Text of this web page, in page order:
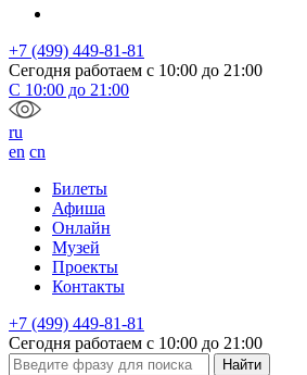
+7 (499) 449-81-81
Сегодня работаем с 10:00 до 21:00
С 10:00 до 21:00
ru
en cn
Билеты
Афиша
Онлайн
Музей
Проекты
Контакты
+7 (499) 449-81-81
Сегодня работаем с 10:00 до 21:00